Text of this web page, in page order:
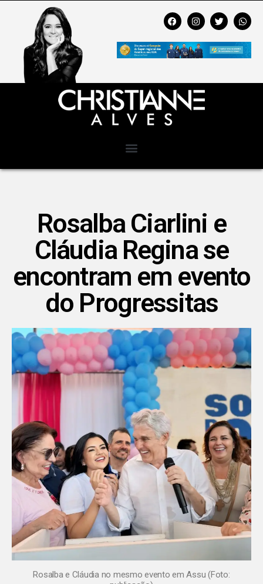
Rosalba Ciarlini e
Cláudia Regina se
encontram em evento
do Progressitas
Rosalba e Cláudia no mesmo evento em Assu (Foto: